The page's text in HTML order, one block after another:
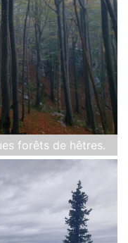
forêts de hêtres.